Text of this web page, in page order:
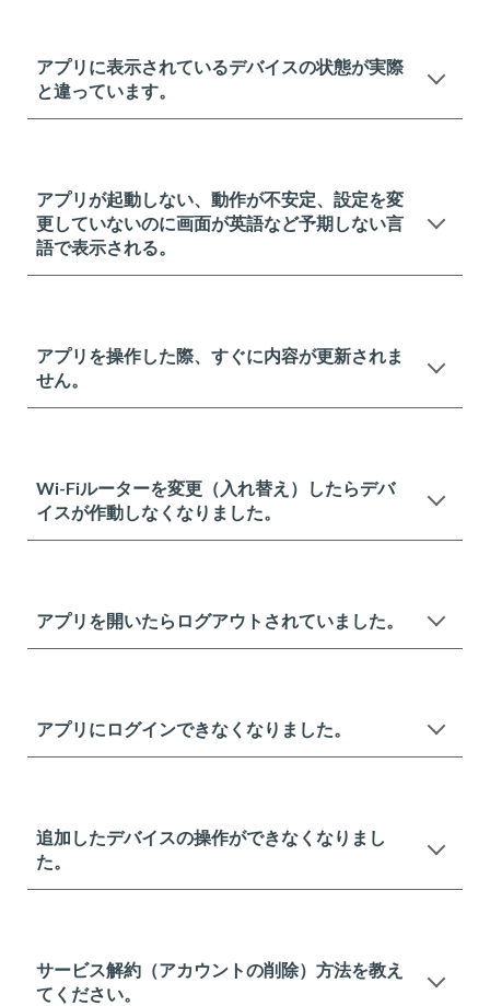
アプリに表示されているデバイスの状態が実際
と違っています。
アプリが起動しない、動作が不安定、設定を変
更していないのに画面が英語など予期しない言
語で表示される。
アプリを操作した際、すぐに内容が更新されま
せん。
Wi-Fiルーターを変更（入れ替え）したらデバ
イスが作動しなくなりました。
アプリを開いたらログアウトされていました。
アプリにログインできなくなりました。
追加したデバイスの操作ができなくなりまし
た。
サービス解約（アカウントの削除）方法を教え
てください。